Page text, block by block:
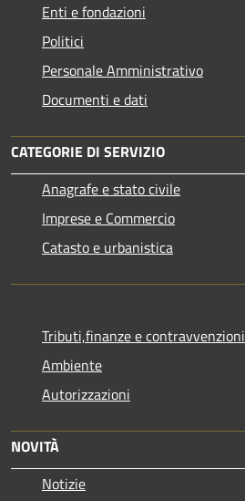
Enti e fondazioni
Politici
Personale Amministrativo
Documenti e dati
CATEGORIE DI SERVIZIO
Anagrafe e stato civile
Imprese e Commercio
Catasto e urbanistica
Tributi,finanze e contravvenzioni
Ambiente
Autorizzazioni
NOVITÀ
Notizie